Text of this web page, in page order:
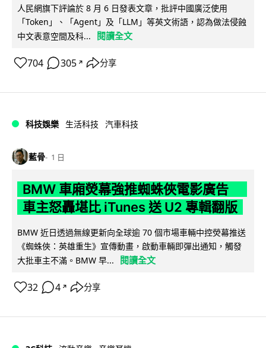
人民網旗下評論於 8 月 6 日發表文章，批評中國廣泛使用
「Token」、「Agent」及「LLM」等英文術語，認為做法侵蝕
中文表意空間及科...
閱讀全文
704 305 ↗ 分享
科技娛樂 生活科技 汽車科技
藍骨 1 日
BMW 車廂熒幕強推蜘蛛俠電影廣告
車主怒轟堪比 iTunes 送 U2 專輯翻版
BMW 近日透過無線更新向全球逾 70 個市場車輛中控熒幕推送
《蜘蛛俠：英雄重生》宣傳動畫，啟動車輛即彈出通知，觸發
大批車主不滿。BMW 早...
閱讀全文
32 4 ↗ 分享